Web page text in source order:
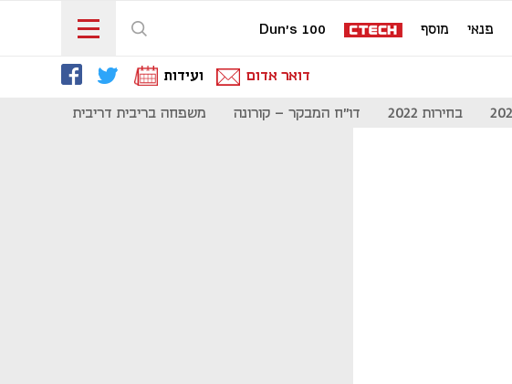
פנאי מוסף Dun's 100
דואר אדום ועידות
בחירות 2022 דו"ח המבקר - קורונה משפחה בריבית דריבית